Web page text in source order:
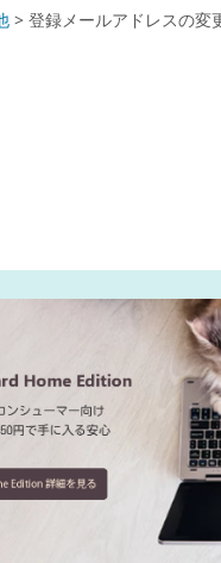
> 登録メールアドレスの変